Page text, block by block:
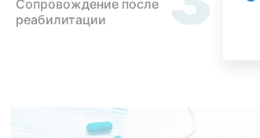
Сопровождение после
реабилитации